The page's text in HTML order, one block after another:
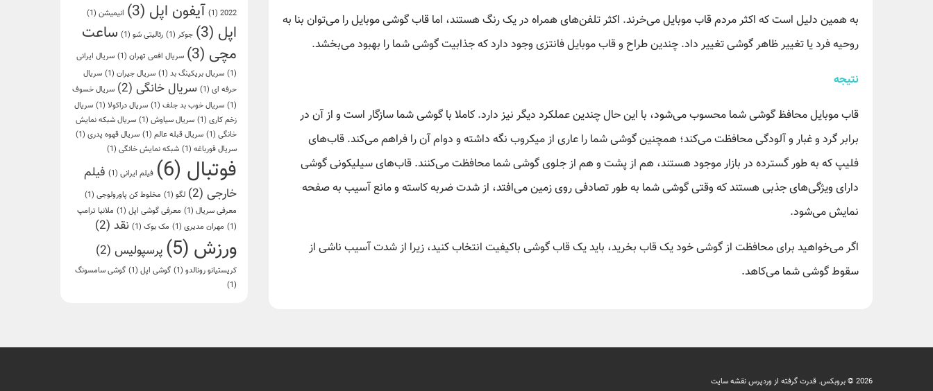
به همین دلیل است که اکثر مردم قاب موبایل می‌خرند. اکثر تلفن‌های همراه در یک رنگ هستند، اما قاب گوشی موبایل را می‌توان بنا به
روحیه فرد یا تغییر ظاهر گوشی تغییر داد. چندین طراح و قاب موبایل فانتزی وجود دارد که جذابیت گوشی شما را بهبود می‌بخشد.
نتیجه
قاب موبایل محافظ گوشی شما محسوب می‌شود، با این حال چندین عملکرد دیگر نیز دارد. کاملا با گوشی شما سازگار است و از آن در
برابر گرد و غبار و آلودگی محافظت می‌کند؛ همچنین گوشی شما را عاری از میکروب نگه داشته و دوام آن را فراهم می‌کند. قاب‌های
فلیپ که به طور گسترده در بازار موجود هستند، هم از پشت و هم از جلوی گوشی شما محافظت می‌کنند. قاب‌های سیلیکونی گوشی
دارای ویژگی‌های جذبی هستند که وقتی گوشی شما به طور تصادفی روی زمین می‌افتد، از شدت ضربه کاسته و مانع آسیب به صفحه
نمایش می‌شود.
اگر می‌خواهید برای محافظت از گوشی خود یک قاب بخرید، باید یک قاب گوشی باکیفیت انتخاب کنید، زیرا از شدت آسیب ناشی از
سقوط گوشی شما می‌کاهد.
2022
(1) آیفون اپل (3) انیمیشن (1)
اپل (3) جوکر (1) رئالیتی شو (1)
ساعت
مچی (3) سریال افعی تهران (1)
سریال ایرانی
(1)
سریال بریکینگ بد (1) سریال جیران (1)
سریال
حرفه ای (1) سریال خانگی (2)
سریال خسوف
(1)
سریال خوب بد جلف (1) سریال دراکولا (1)
سریال
زخم کاری (1) سریال سیاوش (1)
سریال شبکه نمایش
خانگی (1) سریال قبله عالم (1) سریال قهوه پدری (1)
سریال قورباغه (1) شبکه نمایش خانگی (1)
فوتبال (6) فیلم ایرانی (1)
فیلم
خارجی (2) لگو (1) مخلوط کن پاورولوجی (1)
معرفی سریال (1) معرفی گوشی اپل (1)
ملانیا ترامپ
(1)
مهران مدیری (1) مک بوک (1) نقد (2)
ورزش (5) پرسپولیس (2)
کریستیانو رونالدو (1) گوشی اپل (1)
گوشی سامسونگ
(1)
2026 © بروبکس. قدرت گرفته از وردپرس نقشه سایت